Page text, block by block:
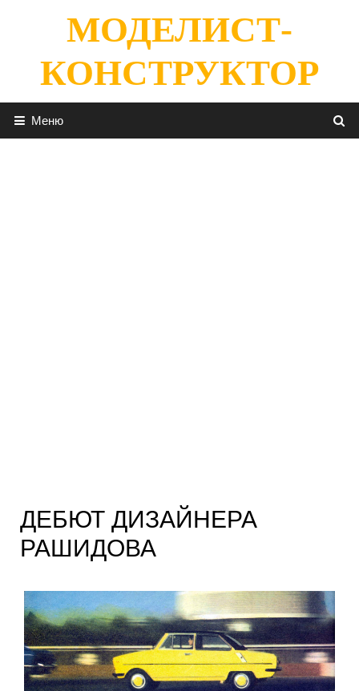
содержимомуМОДЕЛИСТ-
КОНСТРУКТОР
Меню
ДЕБЮТ ДИЗАЙНЕРА
РАШИДОВА